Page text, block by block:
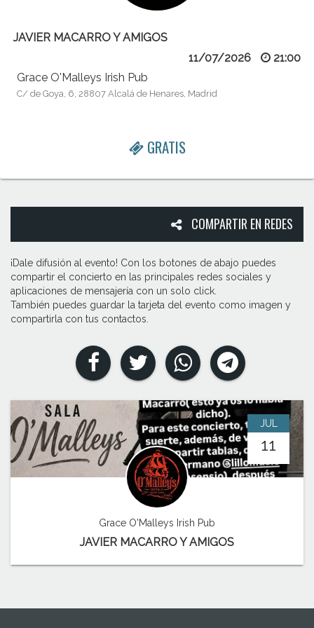
JAVIER MACARRO Y AMIGOS
11/07/2026
21:00
Grace O'Malleys Irish Pub
C/ de Goya, 6, 28807 Alcalá de Henares, Madrid
GRATIS
COMPARTIR EN REDES
¡Dale difusión al evento! Con los botones de abajo puedes
compartir el concierto en las principales redes sociales y
aplicaciones de mensajería con un solo click.
También puedes guardar la tarjeta del evento como imagen y
compartirla con tus contactos.
JUL
11
Grace O'Malleys Irish Pub
JAVIER MACARRO Y AMIGOS